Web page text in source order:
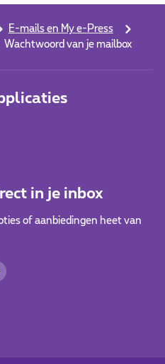
E-mails en My e-Press
Wachtwoord van je mailbox
in je inbox
of aanbiedingen heet van